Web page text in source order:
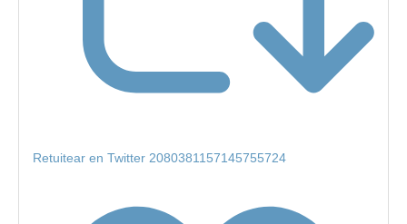
Retuitear en Twitter 2080381157145755724